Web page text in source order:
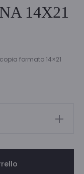
14X21
formato 14×21